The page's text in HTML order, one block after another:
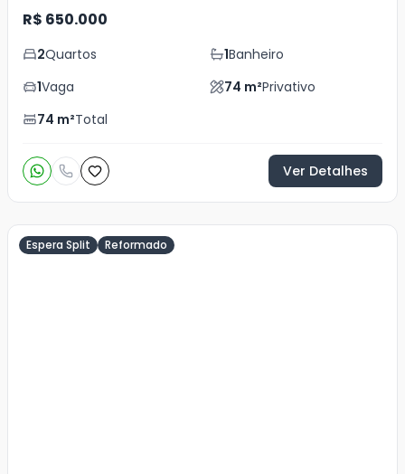
R$ 650.000
2Quartos 1Banheiro
1Vaga 74 m²Privativo
74 m²Total
Ver Detalhes
Espera Split Reformado